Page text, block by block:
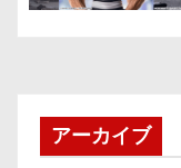
アーカイブ